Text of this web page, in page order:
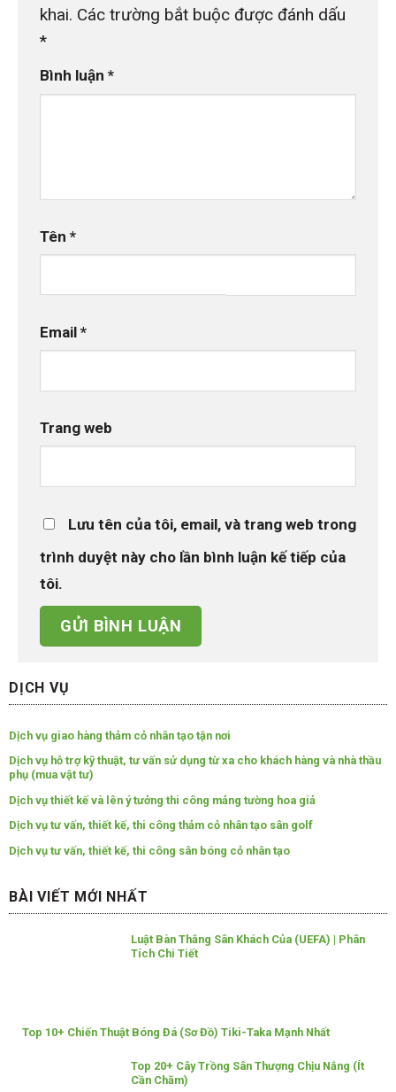
khai. Các trường bắt buộc được đánh dấu
*
Bình luận *
Tên *
Email *
Trang web
Lưu tên của tôi, email, và trang web trong
trình duyệt này cho lần bình luận kế tiếp của
tôi.
DỊCH VỤ
Dịch vụ giao hàng thảm cỏ nhân tạo tận nơi
Dịch vụ hỗ trợ kỹ thuật, tư vấn sử dụng từ xa cho khách hàng và nhà thầu
phụ (mua vật tư)
Dịch vụ thiết kế và lên ý tưởng thi công mảng tường hoa giả
Dịch vụ tư vấn, thiết kế, thi công thảm cỏ nhân tạo sân golf
Dịch vụ tư vấn, thiết kế, thi công sân bóng cỏ nhân tạo
BÀI VIẾT MỚI NHẤT
Luật Bàn Thắng Sân Khách Của (UEFA) | Phân
Tích Chi Tiết
Top 10+ Chiến Thuật Bóng Đá (Sơ Đồ) Tiki-Taka Mạnh Nhất
Top 20+ Cây Trồng Sân Thượng Chịu Nắng (Ít
Cần Chăm)